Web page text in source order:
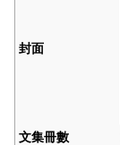
封面
文集冊數